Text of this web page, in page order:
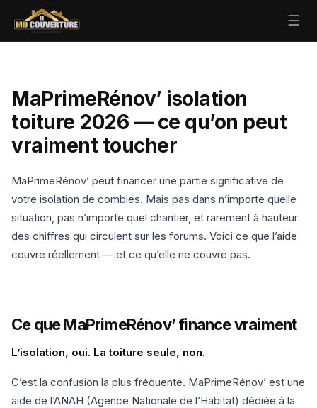
☰
MaPrimeRénov’ isolation
toiture 2026 — ce qu’on peut
vraiment toucher
MaPrimeRénov’ peut financer une partie significative de
votre isolation de combles. Mais pas dans n’importe quelle
situation, pas n’importe quel chantier, et rarement à hauteur
des chiffres qui circulent sur les forums. Voici ce que l’aide
couvre réellement — et ce qu’elle ne couvre pas.
Ce que MaPrimeRénov’ finance vraiment
L’isolation, oui. La toiture seule, non.
C’est la confusion la plus fréquente. MaPrimeRénov’ est une
aide de l’ANAH (Agence Nationale de l’Habitat) dédiée à la